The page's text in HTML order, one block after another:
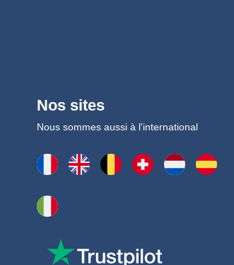
Nos sites
Nous sommes aussi à l'international